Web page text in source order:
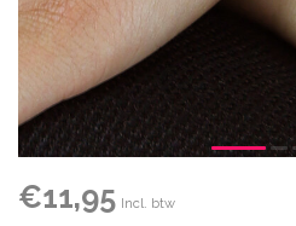
€11,95 Incl. btw